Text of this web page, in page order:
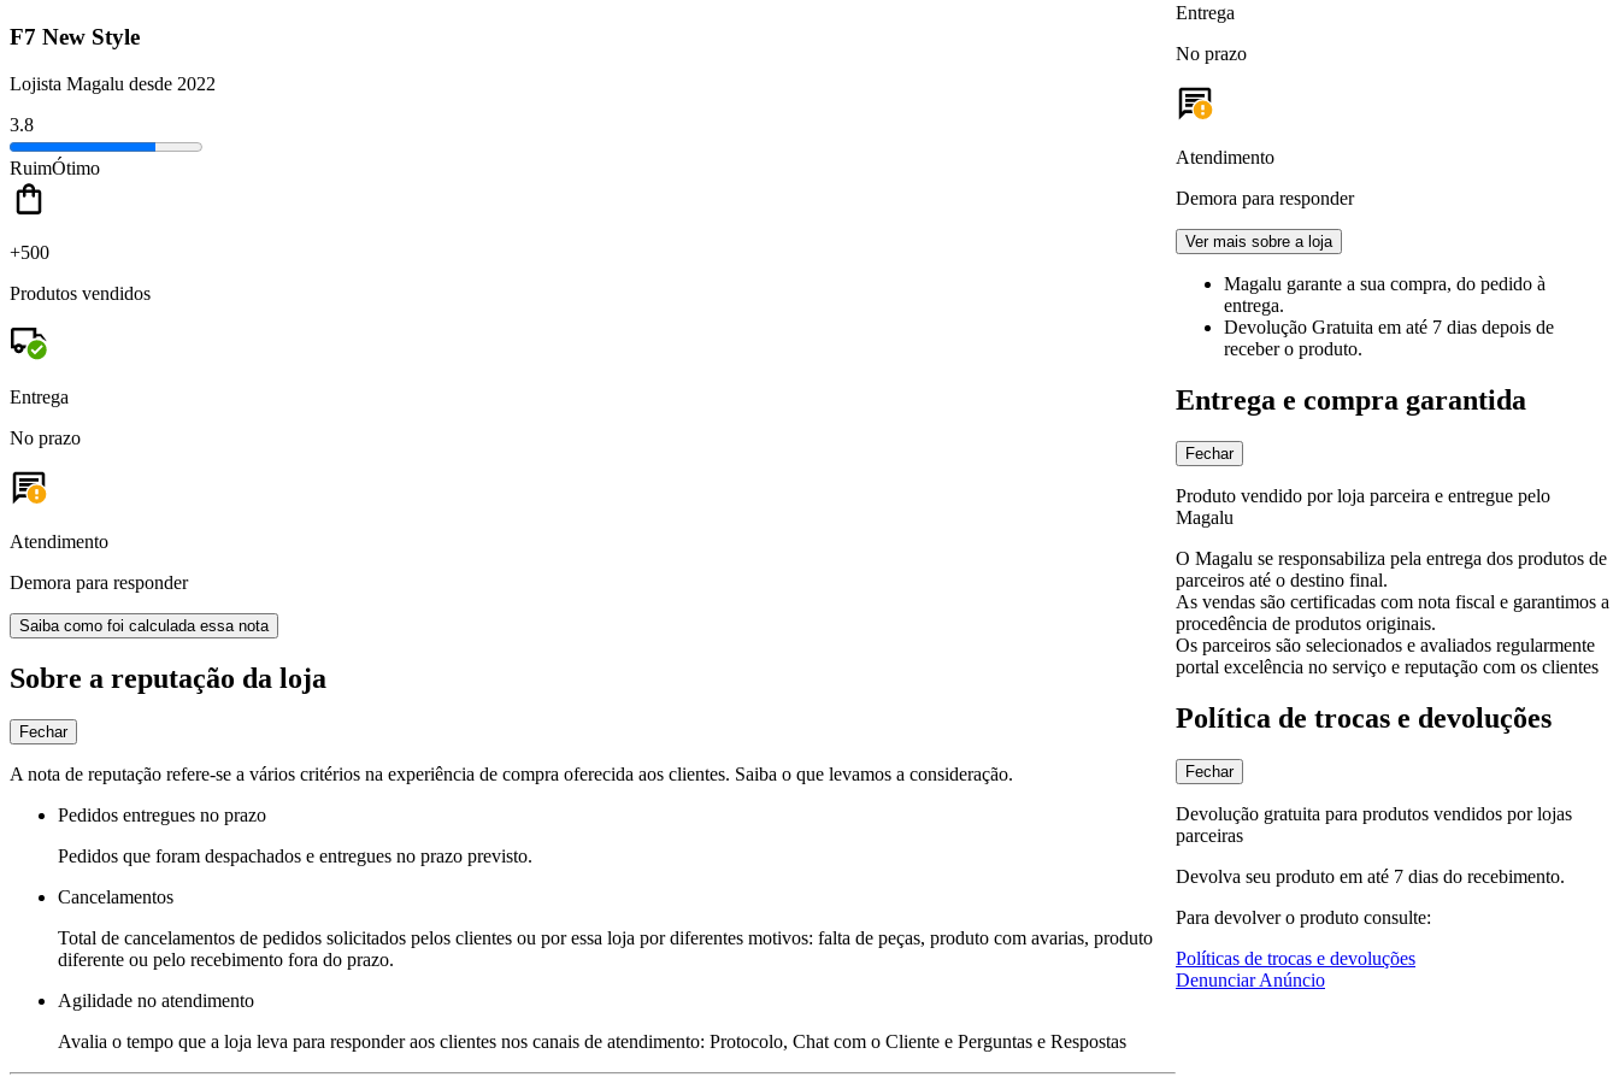
F7 New Style
Lojista Magalu desde 2022
3.8
RuimÓtimo
+500
Produtos vendidos
Entrega
No prazo
Atendimento
Demora para responder
Saiba como foi calculada essa nota
Sobre a reputação da loja
Fechar
A nota de reputação refere-se a vários critérios na experiência de compra oferecida aos clientes. Saiba o que levamos a consideração.
Pedidos entregues no prazo
Pedidos que foram despachados e entregues no prazo previsto.
Cancelamentos
Total de cancelamentos de pedidos solicitados pelos clientes ou por essa loja por diferentes motivos: falta de peças, produto com avarias, produto
diferente ou pelo recebimento fora do prazo.
Agilidade no atendimento
Avalia o tempo que a loja leva para responder aos clientes nos canais de atendimento: Protocolo, Chat com o Cliente e Perguntas e Respostas
Entrega
No prazo
Atendimento
Demora para responder
Ver mais sobre a loja
Magalu garante a sua compra, do pedido à
entrega.
Devolução Gratuita em até 7 dias depois de
receber o produto.
Entrega e compra garantida
Fechar
Produto vendido por loja parceira e entregue pelo
Magalu
O Magalu se responsabiliza pela entrega dos produtos de
parceiros até o destino final.
As vendas são certificadas com nota fiscal e garantimos a
procedência de produtos originais.
Os parceiros são selecionados e avaliados regularmente
portal excelência no serviço e reputação com os clientes
Política de trocas e devoluções
Fechar
Devolução gratuita para produtos vendidos por lojas
parceiras
Devolva seu produto em até 7 dias do recebimento.
Para devolver o produto consulte:
Políticas de trocas e devoluções
Denunciar Anúncio